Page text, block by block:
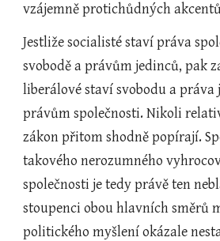
vzájemně protichůdných
Jestliže socialisté staví práva
svobodě a právům jedinců, pak
liberálové staví svobodu a
právům společnosti. Nikoli
zákon přitom shodně popírají.
takového nerozumného
společnosti je tedy právě ten
stoupenci obou hlavních směrů
politického myšlení okázale